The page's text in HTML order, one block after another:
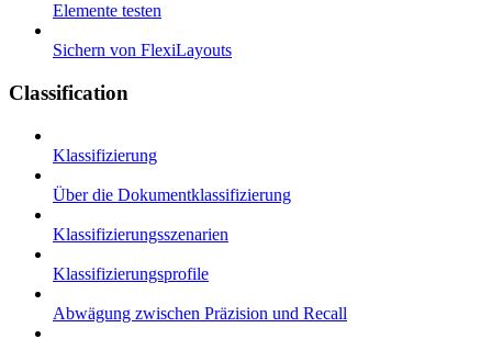
Elemente testen
Sichern von FlexiLayouts
Classification
Klassifizierung
Über die Dokumentklassifizierung
Klassifizierungsszenarien
Klassifizierungsprofile
Abwägung zwischen Präzision und Recall